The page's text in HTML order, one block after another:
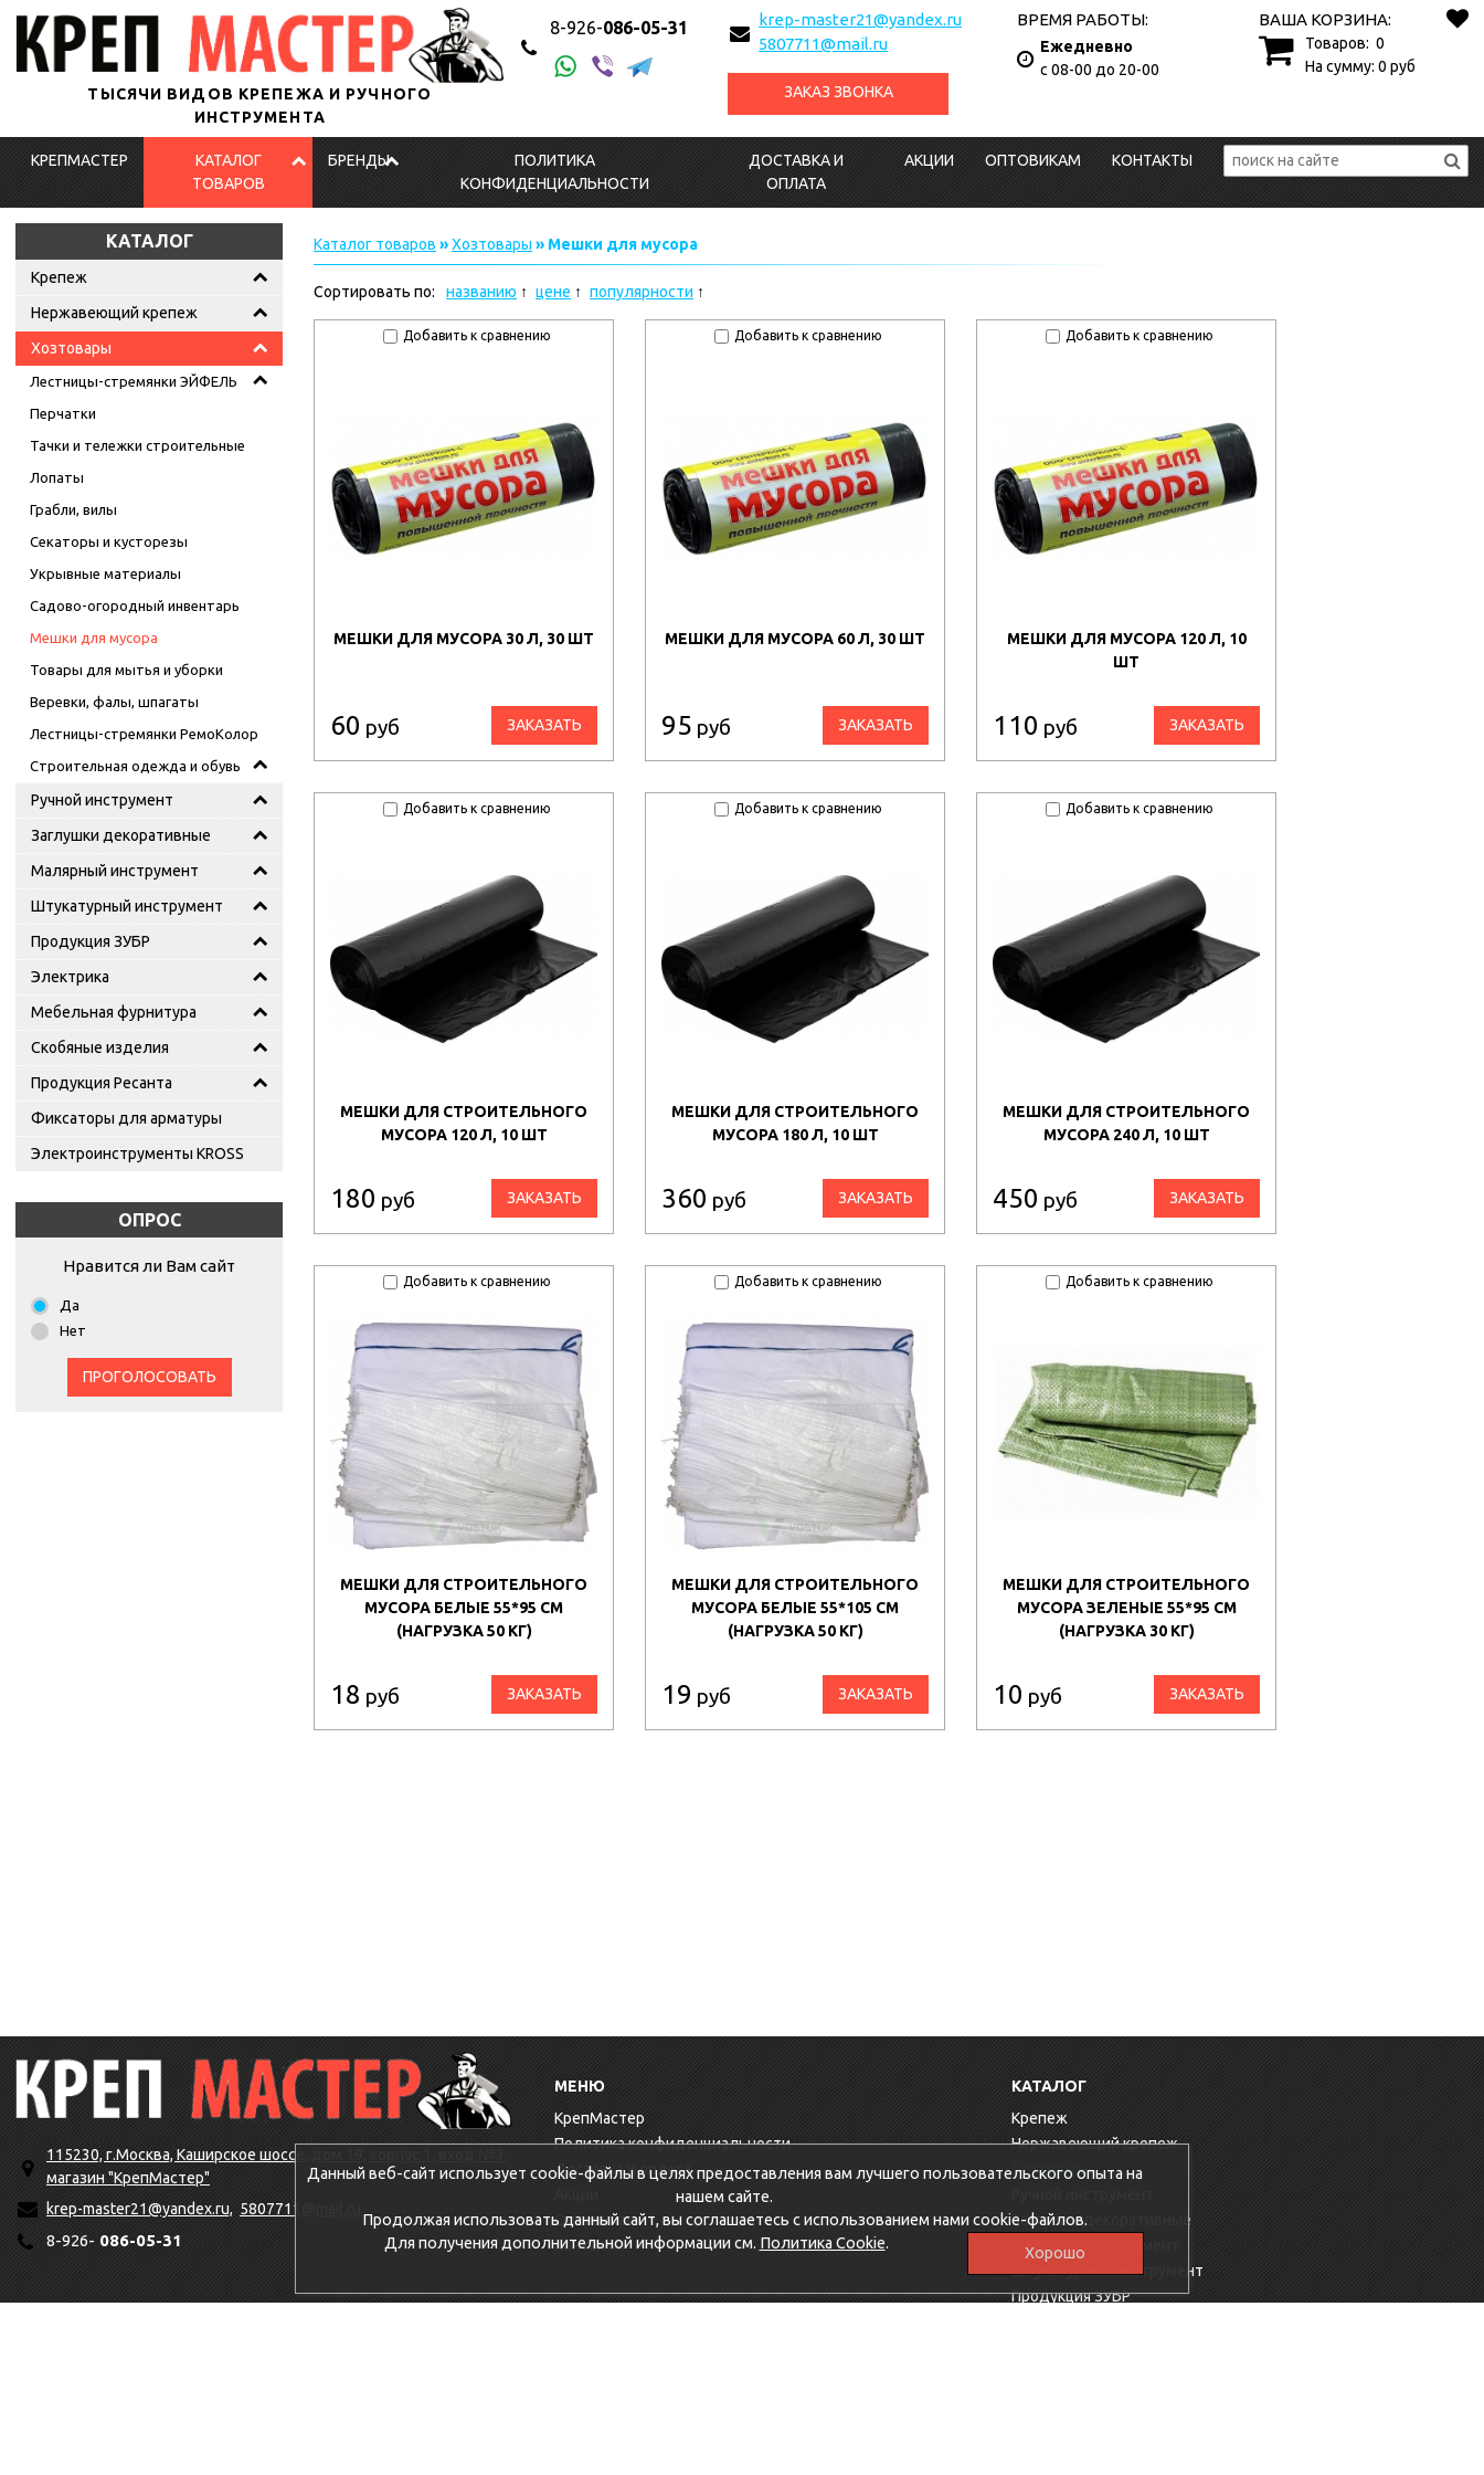
ТЫСЯЧИ ВИДОВ КРЕПЕЖА И РУЧНОГО
ИНСТРУМЕНТА
8-926-086-05-31
krep-master21@yandex.ru
5807711@mail.ru
ЗАКАЗ ЗВОНКА
ВРЕМЯ РАБОТЫ:
Ежедневно
с 08-00 до 20-00
ВАША КОРЗИНА:
Товаров: 0
На сумму: 0 руб
КРЕПМАСТЕР
КАТАЛОГ
ТОВАРОВ
БРЕНДЫ
ПОЛИТИКА
КОНФИДЕНЦИАЛЬНОСТИ
ДОСТАВКА И
ОПЛАТА
АКЦИИ ОПТОВИКАМ КОНТАКТЫ
КАТАЛОГ
Крепеж
Нержавеющий крепеж
Хозтовары
Лестницы-стремянки ЭЙФЕЛЬ
Перчатки
Тачки и тележки строительные
Лопаты
Грабли, вилы
Секаторы и кусторезы
Укрывные материалы
Садово-огородный инвентарь
Мешки для мусора
Товары для мытья и уборки
Веревки, фалы, шпагаты
Лестницы-стремянки РемоКолор
Строительная одежда и обувь
Ручной инструмент
Заглушки декоративные
Малярный инструмент
Штукатурный инструмент
Продукция ЗУБР
Электрика
Мебельная фурнитура
Скобяные изделия
Продукция Ресанта
Фиксаторы для арматуры
Электроинструменты KROSS
ОПРОС
Нравится ли Вам сайт
Да
Нет
ПРОГОЛОСОВАТЬ
Каталог товаров »Хозтовары » Мешки для мусора
Сортировать по: названию цене популярности
Добавить к сравнению
МЕШКИ ДЛЯ МУСОРА 30 Л, 30 ШТ
60 руб ЗАКАЗАТЬ
Добавить к сравнению
МЕШКИ ДЛЯ МУСОРА 60 Л, 30 ШТ
95 руб ЗАКАЗАТЬ
Добавить к сравнению
МЕШКИ ДЛЯ МУСОРА 120 Л, 10
ШТ
110 руб ЗАКАЗАТЬ
Добавить к сравнению
МЕШКИ ДЛЯ СТРОИТЕЛЬНОГО
МУСОРА 120 Л, 10 ШТ
180 руб ЗАКАЗАТЬ
Добавить к сравнению
МЕШКИ ДЛЯ СТРОИТЕЛЬНОГО
МУСОРА 180 Л, 10 ШТ
360 руб ЗАКАЗАТЬ
Добавить к сравнению
МЕШКИ ДЛЯ СТРОИТЕЛЬНОГО
МУСОРА 240 Л, 10 ШТ
450 руб ЗАКАЗАТЬ
Добавить к сравнению
МЕШКИ ДЛЯ СТРОИТЕЛЬНОГО
МУСОРА БЕЛЫЕ 55*95 СМ
(НАГРУЗКА 50 КГ)
18 руб ЗАКАЗАТЬ
Добавить к сравнению
МЕШКИ ДЛЯ СТРОИТЕЛЬНОГО
МУСОРА БЕЛЫЕ 55*105 СМ
(НАГРУЗКА 50 КГ)
19 руб ЗАКАЗАТЬ
Добавить к сравнению
МЕШКИ ДЛЯ СТРОИТЕЛЬНОГО
МУСОРА ЗЕЛЕНЫЕ 55*95 СМ
(НАГРУЗКА 30 КГ)
10 руб ЗАКАЗАТЬ
115230, г.Москва, Каширское шоссе, дом 19, корпус 1, вход №3,
магазин "КрепМастер"
krep-master21@yandex.ru, 5807711@mail.ru
8-926-086-05-31
МЕНЮ
КрепМастер
Политика конфиденциальности
Доставка и оплата
Оптовикам
Контакты
КАТАЛОГ
Крепеж
Нержавеющий крепеж
Хозтовары
Заглушки декоративные
Малярный инструмент
Штукатурный инструмент
Продукция ЗУБР
Данный веб-сайт использует cookie-файлы в целях предоставления вам лучшего пользовательского опыта на
нашем сайте.
Продолжая использовать данный сайт, вы соглашаетесь с использованием нами cookie-файлов.
Для получения дополнительной информации см. Политика Cookie.
Хорошо